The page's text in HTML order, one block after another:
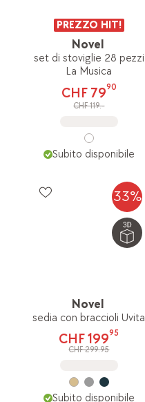
PREZZO HIT!
Novel
set di stoviglie 28 pezzi
La Musica
CHF 7990
CHF 119.-
Subito disponibile
33%
Novel
sedia con braccioli Uvita
CHF 19995
CHF 299.95
Subito disponibile